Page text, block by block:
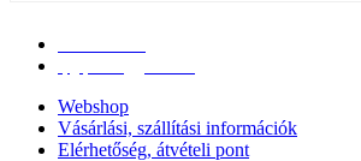
Webshop
Vásárlási, szállítási információk
Elérhetőség, átvételi pont